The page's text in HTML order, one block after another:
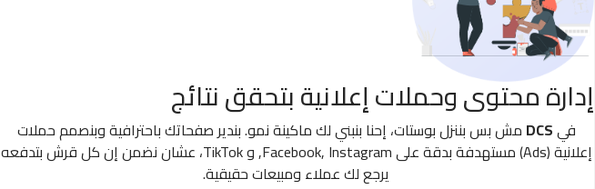
إدارة محتوى وحملات إعلانية بتحقق نتائج
فيDCS مش بس بننزل بوستات، إحنا بنبني لك ماكينة نمو. بندير صفحاتك باحترافية وبنصمم حملات
إعلانية (Ads) مستهدفة بدقة على Facebook, Instagram, و TikTok، عشان نضمن إن كل قرش بتدفعه
يرجع لك عملاء ومبيعات حقيقية.